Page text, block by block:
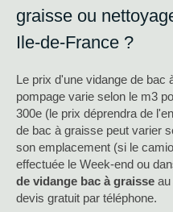
graisse ou
Ile-de-France ?
Le prix d'une vidange de bac
pompage varie selon le m3
300e (le prix déprendra de
de bac à graisse peut varier
son emplacement (si le
effectuée le Week-end ou
de vidange bac à graisse au
devis gratuit par téléphone.